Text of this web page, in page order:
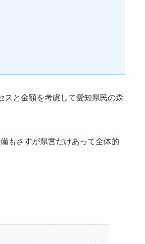
スと金額を考慮して愛知県民の森
もさすが県営だけあって全体的